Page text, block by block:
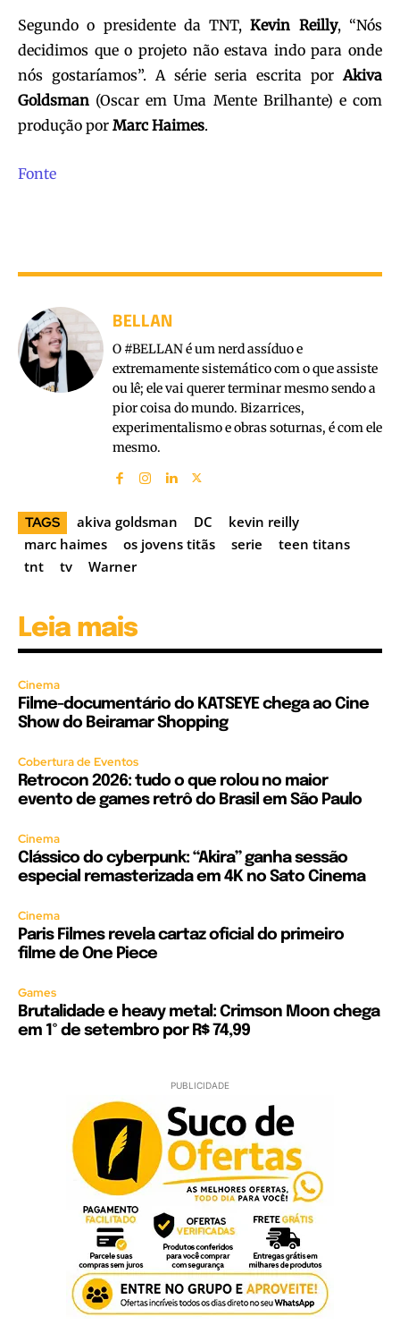
Segundo o presidente da TNT,Kevin Reilly, “Nós
decidimos que o projeto não estava indo para onde
nós gostaríamos”. A série seria escrita porAkiva
Goldsman (Oscar em Uma Mente Brilhante) e com
produção por Marc Haimes.
Fonte
BELLAN
O #BELLAN é um nerd assíduo e
extremamente sistemático com o que assiste
ou lê; ele vai querer terminar mesmo sendo a
pior coisa do mundo. Bizarrices,
experimentalismo e obras soturnas, é com ele
mesmo.
TAGS akiva goldsman DC
kevin reilly
marc haimes
os jovens titãs serie
teen titans
tnt
tv Warner
Leia mais
Cinema
Filme-documentário do KATSEYE chega ao Cine
Show do Beiramar Shopping
Cobertura de Eventos
Retrocon 2026: tudo o que rolou no maior
evento de games retrô do Brasil em São Paulo
Cinema
Clássico do cyberpunk: “Akira” ganha sessão
especial remasterizada em 4K no Sato Cinema
Cinema
Paris Filmes revela cartaz oficial do primeiro
filme de One Piece
Games
Brutalidade e heavy metal: Crimson Moon chega
em 1º de setembro por R$ 74,99
PUBLICIDADE